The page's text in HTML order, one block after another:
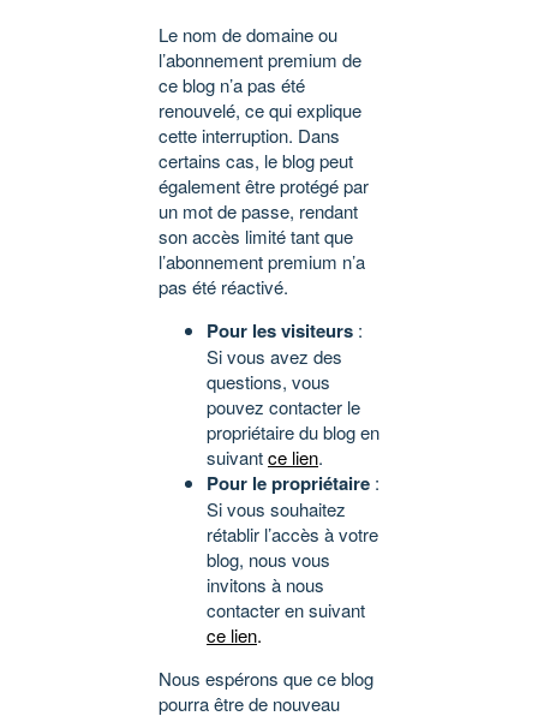
Le nom de domaine ou
l’abonnement premium de
ce blog n’a pas été
renouvelé, ce qui explique
cette interruption. Dans
certains cas, le blog peut
également être protégé par
un mot de passe, rendant
son accès limité tant que
l’abonnement premium n’a
pas été réactivé.
Pour les visiteurs :
Si vous avez des
questions, vous
pouvez contacter le
propriétaire du blog en
suivantce lien.
Pour le propriétaire :
Si vous souhaitez
rétablir l’accès à votre
blog, nous vous
invitons à nous
contacter en suivant
ce lien.
Nous espérons que ce blog
pourra être de nouveau